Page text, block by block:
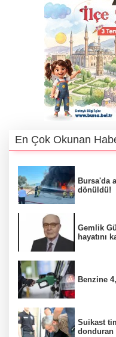
En Çok Okunan
Bursa'da
dönüldü!
Gemlik
hayatını
Benzine
Suikast
donduran